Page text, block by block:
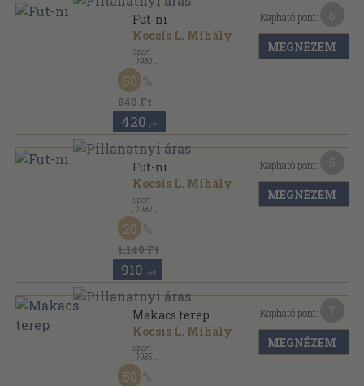
Fut-ni
Kocsis L. Mihály
Sport
1980
Fűzött kemény papírkötés
Sport Zsebkönyvek sorozat
840 Ft
50
420 ,-Ft
Kapható pont:
MEGNÉZEM
Fut-ni
Kocsis L. Mihály
Sport
1980
Könyvkötői kötés
Sport Zsebkönyvek sorozat
1.140 Ft
20
910 ,-Ft
Kapható pont:
MEGNÉZEM
Makacs terep
Kocsis L. Mihály
Sport
1985
Ragasztott papírkötés
50
Kapható pont:
MEGNÉZEM